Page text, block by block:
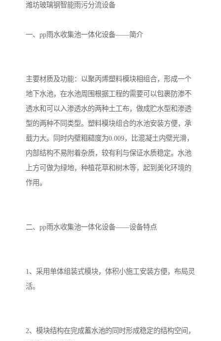
潍坊玻璃钢智能雨污分流设备
一、pp雨水收集池一体化设备——简介
主要材质及功能：以聚丙烯塑料模块相组合，形成一个
地下水池，在水池周围根据工程的需要可以包裹防渗不
透水和可以入渗透水的两种土工布，做成贮水型和渗透
型的两种不同类型。塑料模块组合的水池安装方便，承
载力大。同时内壁粗糙度为0.009，比混凝土内壁光滑，
内部结构不易附着杂质，较有利与保证水质稳定。水池
上方可做为绿地，种植花草和树木等，起到美化环境的
作用。
二、pp雨水收集池一体化设备——设备特点
1、采用单体组装式模块，体积小施工安装方便，布局灵
活。
2、模块结构在完成蓄水池的同时形成稳定的结构空间，
地埋式一体化污水处理设
备设备
城乡生活污水处理设备设 MBR膜污水处理设备
印刷厂污水处理设备 二级生化污水处理设备
污水提升泵站 口腔科污水处理设备
风景区生活污水处理一体
化设备
一体化污水处理设备
无动力一体化污水处理设
肉制品加工污水处理设备 农村一体化污水处理设备
微动力污水处理设备 集中式生活污水处理设备